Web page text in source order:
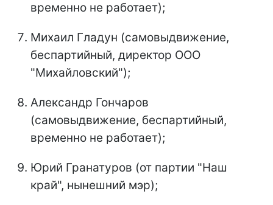
временно не работает);
Михаил Гладун (самовыдвижение,
беспартийный, директор ООО
"Михайловский");
Александр Гончаров
(самовыдвижение, беспартийный,
временно не работает);
Юрий Гранатуров (от партии "Наш
край", нынешний мэр);